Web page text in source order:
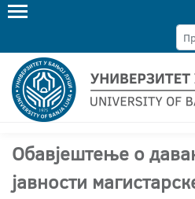
Обавјештење о
јавности